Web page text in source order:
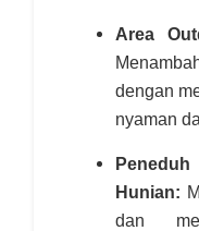
Area
dengan
nyaman
Hunian:
dan